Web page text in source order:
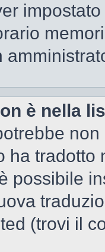
è nella
ha
possibile
(trovi il